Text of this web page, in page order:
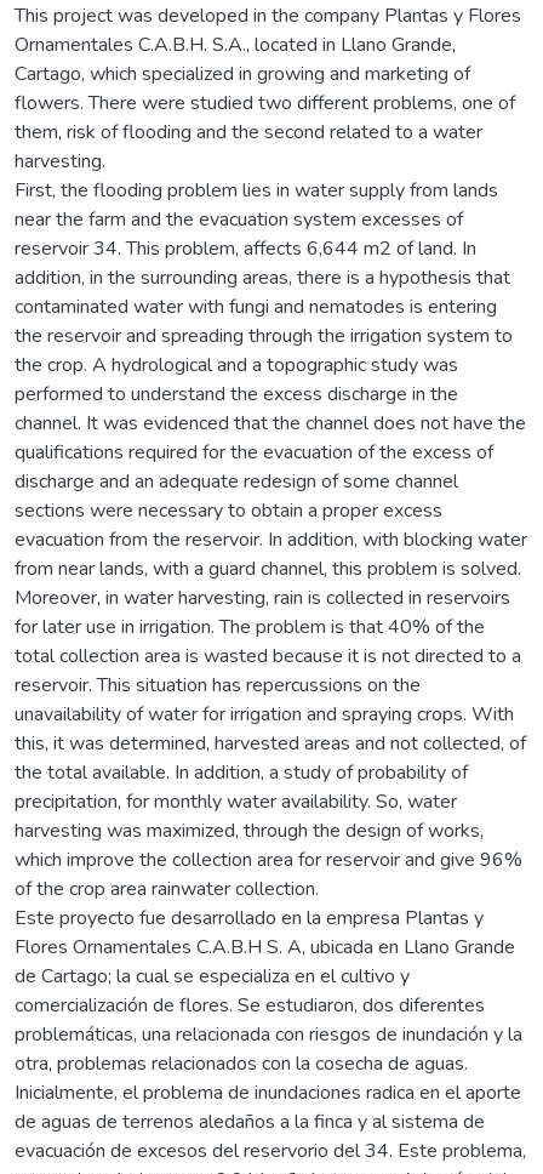
This project was developed in the company Plantas y Flores
Ornamentales C.A.B.H. S.A., located in Llano Grande,
Cartago, which specialized in growing and marketing of
flowers. There were studied two different problems, one of
them, risk of flooding and the second related to a water
harvesting.
First, the flooding problem lies in water supply from lands
near the farm and the evacuation system excesses of
reservoir 34. This problem, affects 6,644 m2 of land. In
addition, in the surrounding areas, there is a hypothesis that
contaminated water with fungi and nematodes is entering
the reservoir and spreading through the irrigation system to
the crop. A hydrological and a topographic study was
performed to understand the excess discharge in the
channel. It was evidenced that the channel does not have the
qualifications required for the evacuation of the excess of
discharge and an adequate redesign of some channel
sections were necessary to obtain a proper excess
evacuation from the reservoir. In addition, with blocking water
from near lands, with a guard channel, this problem is solved.
Moreover, in water harvesting, rain is collected in reservoirs
for later use in irrigation. The problem is that 40% of the
total collection area is wasted because it is not directed to a
reservoir. This situation has repercussions on the
unavailability of water for irrigation and spraying crops. With
this, it was determined, harvested areas and not collected, of
the total available. In addition, a study of probability of
precipitation, for monthly water availability. So, water
harvesting was maximized, through the design of works,
which improve the collection area for reservoir and give 96%
of the crop area rainwater collection.
Este proyecto fue desarrollado en la empresa Plantas y
Flores Ornamentales C.A.B.H S. A, ubicada en Llano Grande
de Cartago; la cual se especializa en el cultivo y
comercialización de flores. Se estudiaron, dos diferentes
problemáticas, una relacionada con riesgos de inundación y la
otra, problemas relacionados con la cosecha de aguas.
Inicialmente, el problema de inundaciones radica en el aporte
de aguas de terrenos aledaños a la finca y al sistema de
evacuación de excesos del reservorio del 34. Este problema,